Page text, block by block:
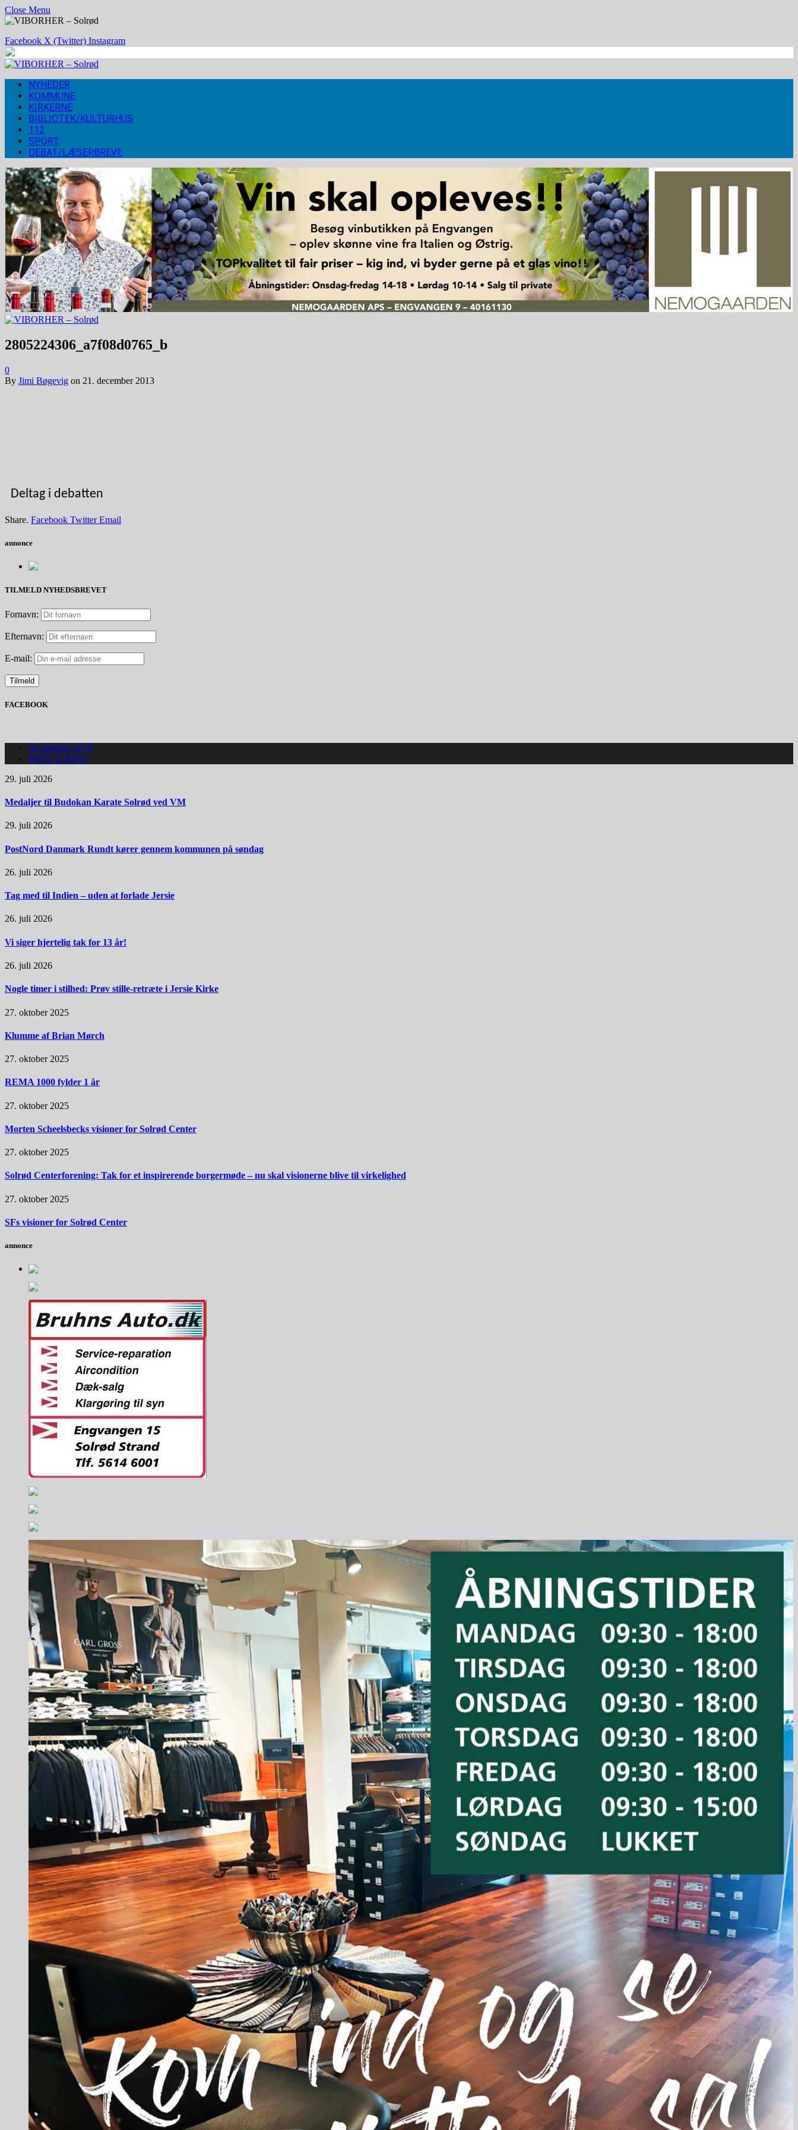
Close Menu
Facebook X (Twitter) Instagram
NYHEDER
KOMMUNE
KIRKERNE
BIBLIOTEK/KULTURHUS
112
SPORT
DEBAT/LÆSERBREVE
2805224306_a7f08d0765_b
0
By Jimi Bøgevig on 21. december 2013
Deltag i debatten
Share. Facebook Twitter Email
annonce
TILMELD NYHEDSBREVET
Fornavn:
Efternavn:
E-mail:
FACEBOOK
SENESTE NYT
MEST LÆSTE
29. juli 2026
Medaljer til Budokan Karate Solrød ved VM
29. juli 2026
PostNord Danmark Rundt kører gennem kommunen på søndag
26. juli 2026
Tag med til Indien – uden at forlade Jersie
26. juli 2026
Vi siger hjertelig tak for 13 år!
26. juli 2026
Nogle timer i stilhed: Prøv stille-retræte i Jersie Kirke
27. oktober 2025
Klumme af Brian Mørch
27. oktober 2025
REMA 1000 fylder 1 år
27. oktober 2025
Morten Scheelsbecks visioner for Solrød Center
27. oktober 2025
Solrød Centerforening: Tak for et inspirerende borgermøde – nu skal visionerne blive til virkelighed
27. oktober 2025
SFs visioner for Solrød Center
annonce